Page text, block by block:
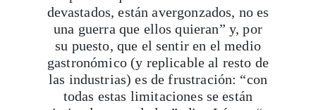
devastados, están avergonzados, no es
una guerra que ellos quieran” y, por
su puesto, que el sentir en el medio
gastronómico (y replicable al resto de
las industrias) es de frustración: “con
todas estas limitaciones se están